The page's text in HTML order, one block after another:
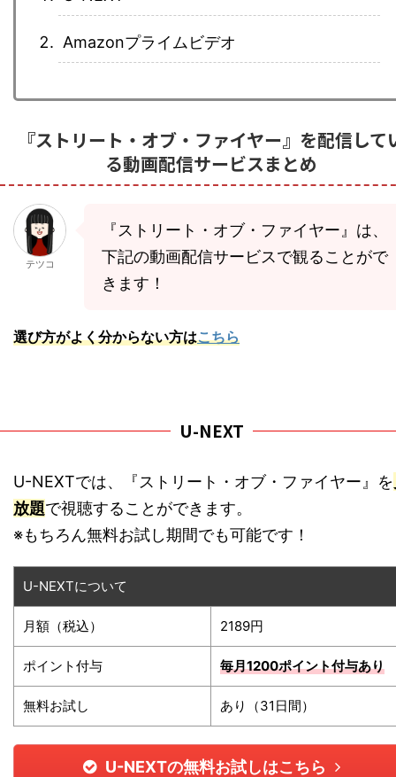
Amazonプライムビデオ
『ストリート・オブ・ファイヤー』を配信して
る動画配信サービスまとめ
テツコ
『ストリート・オブ・ファイヤー』は、
下記の動画配信サービスで観ることがで
きます！
選び方がよく分からない方はこちら
U-NEXT
U-NEXTでは、『ストリート・オブ・ファイヤー』を
放題で視聴することができます。
※もちろん無料お試し期間でも可能です！
U-NEXTについて
月額（税込） 2189円
ポイント付与 毎月1200ポイント付与あり
無料お試し あり（31日間）
U-NEXTの無料お試しはこちら